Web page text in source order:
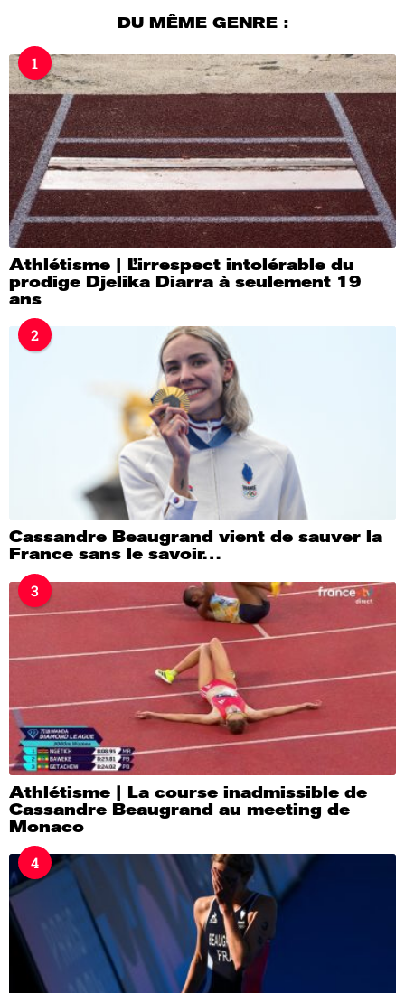
a
g
o
DU MÊME GENRE :
1
Athlétisme | L’irrespect intolérable du
prodige Djelika Diarra à seulement 19
ans
2
Cassandre Beaugrand vient de sauver la
France sans le savoir…
3
Athlétisme | La course inadmissible de
Cassandre Beaugrand au meeting de
Monaco
4